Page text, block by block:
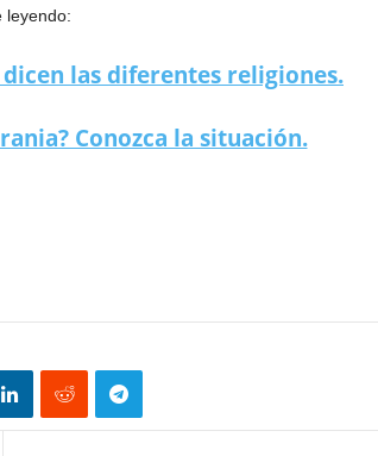
de su hermano para una entrevista sobre su fallecimiento.
rebajarse a de 20 a 27 años. Según el
las diferentes religiones.
Conozca la situación.